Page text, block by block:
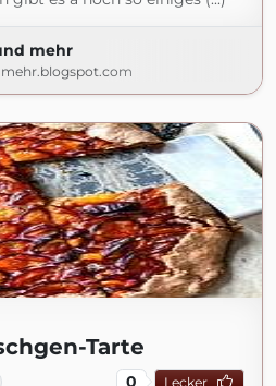
mehr
Tarte
0 Lecker